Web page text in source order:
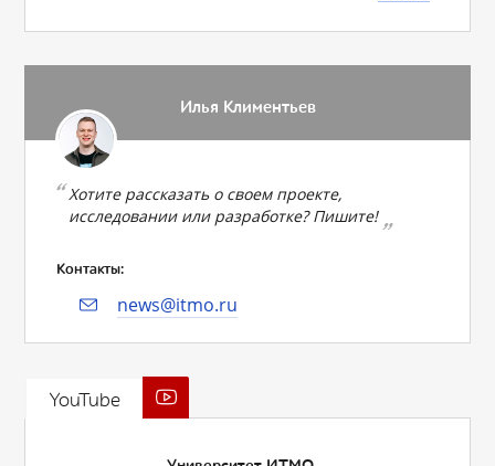
Илья Климентьев
Хотите рассказать о своем проекте,
исследовании или разработке? Пишите!
Контакты:
news@itmo.ru
YouTube